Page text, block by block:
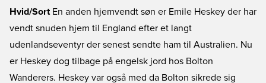
Hvid/Sort En anden hjemvendt søn er Emile Heskey der har
vendt snuden hjem til England efter et langt
udenlandseventyr der senest sendte ham til Australien. Nu
er Heskey dog tilbage på engelsk jord hos Bolton
Wanderers. Heskey var også med da Bolton sikrede sig